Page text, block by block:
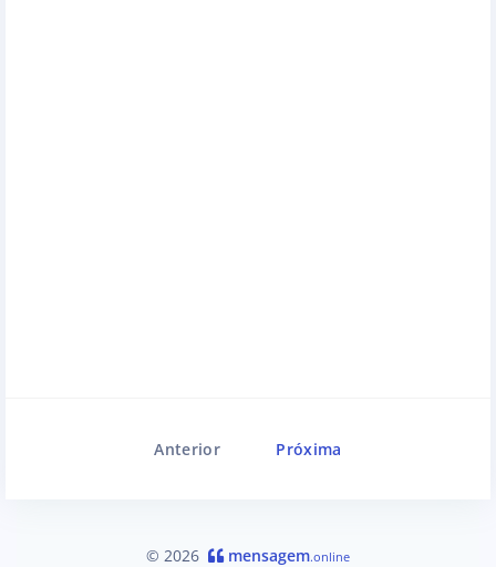
Anterior Próxima
© 2026 mensagem.online